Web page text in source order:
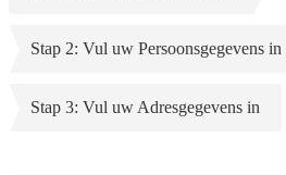
Stap 2: Vul uw Persoonsgegevens in
Stap 3: Vul uw Adresgegevens in